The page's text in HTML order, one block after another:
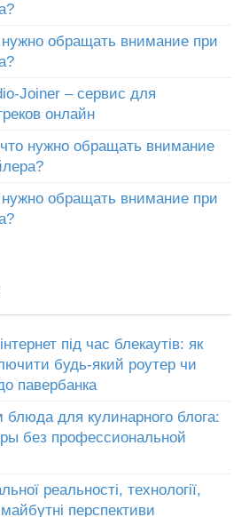
нужно обращать внимание при
Joiner – сервис для
онлайн
нужно обращать внимание
нужно обращать внимание при
під час блекаутів: як
будь-який роутер чи
павербанка
для кулинарного блога:
без профессиональной
реальності, технології,
перспективи